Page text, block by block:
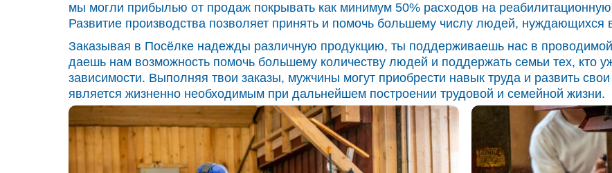
мы могли прибылью от продаж покрывать как минимум 50% расходов на
Развитие производства позволяет принять и помочь большему числу людей, нуждающихся
Заказывая в Посёлке надежды различную продукцию, ты поддерживаешь нас в
даешь нам возможность помочь большему количеству людей и поддержать семьи тех, кто
зависимости. Выполняя твои заказы, мужчины могут приобрести навык труда и развить
является жизненно необходимым при дальнейшем построении трудовой и семейной жизни.